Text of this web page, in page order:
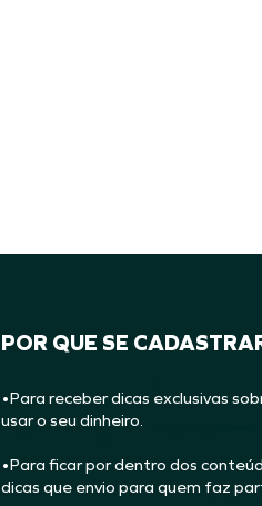
POR QUE SE
•Para receber dicas exclusivas
usar o seu dinheiro.
•Para ficar por dentro dos
dicas que envio para quem faz